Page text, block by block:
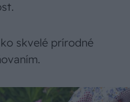
skvelé prírodné